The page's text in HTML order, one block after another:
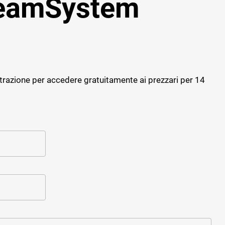
Software giornale dei Lavori
Progettazione strutturale
Cybersecurity
per accedere gratuitamente ai prezzari per 14